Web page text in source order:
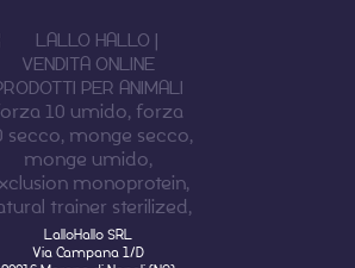
LalloHallo SRL
Via Campana 1/D